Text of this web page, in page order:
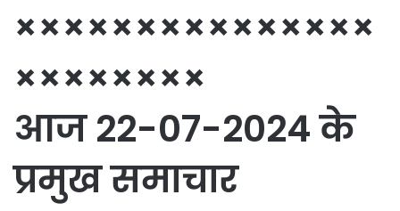
×××××××××××××××
××××××××
आज 22-07-2024 के
प्रमुख समाचार